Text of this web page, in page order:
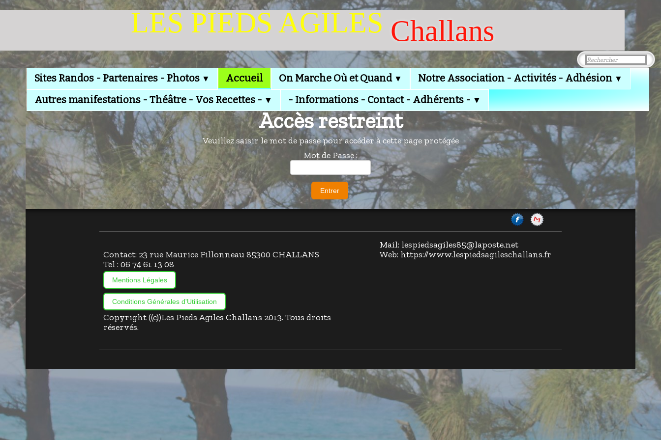
LES PIEDS AGILES Challans
Sites Randos - Partenaires - Photos ▼ Accueil On Marche Où et Quand ▼ Notre Association - Activités - Adhésion ▼
Autres manifestations - Théâtre - Vos Recettes - ▼ - Informations - Contact - Adhérents - ▼
Accès restreint
Veuillez saisir le mot de passe pour accéder à cette page protégée
Mot de Passe :
Contact: 23 rue Maurice Fillonneau 85300 CHALLANS
Tel : 06 74 61 13 08
Mentions Légales
Conditions Générales d'Utilisation
Copyright ((c))Les Pieds Agiles Challans 2013. Tous droits
réservés.
Mail: lespiedsagiles85@laposte.net
Web: https://www.lespiedsagileschallans.fr